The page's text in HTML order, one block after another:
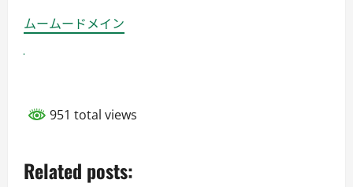
ムームードメイン
951 total views
Related posts: